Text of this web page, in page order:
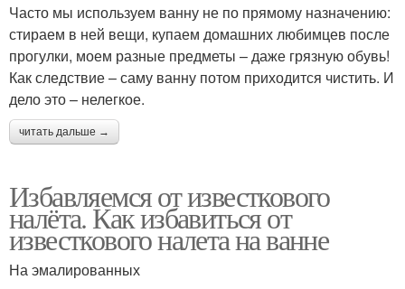
Часто мы используем ванну не по прямому назначению:
стираем в ней вещи, купаем домашних любимцев после
прогулки, моем разные предметы – даже грязную обувь!
Как следствие – саму ванну потом приходится чистить. И
дело это – нелегкое.
читать дальше →
Избавляемся от известкового
налёта. Как избавиться от
известкового налета на ванне
На эмалированных